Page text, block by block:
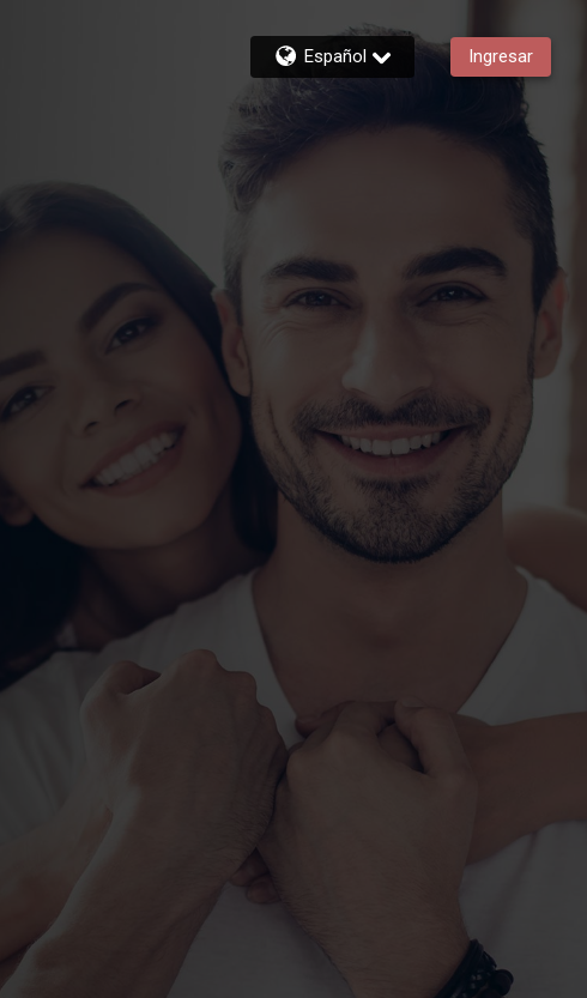
Español Ingresar